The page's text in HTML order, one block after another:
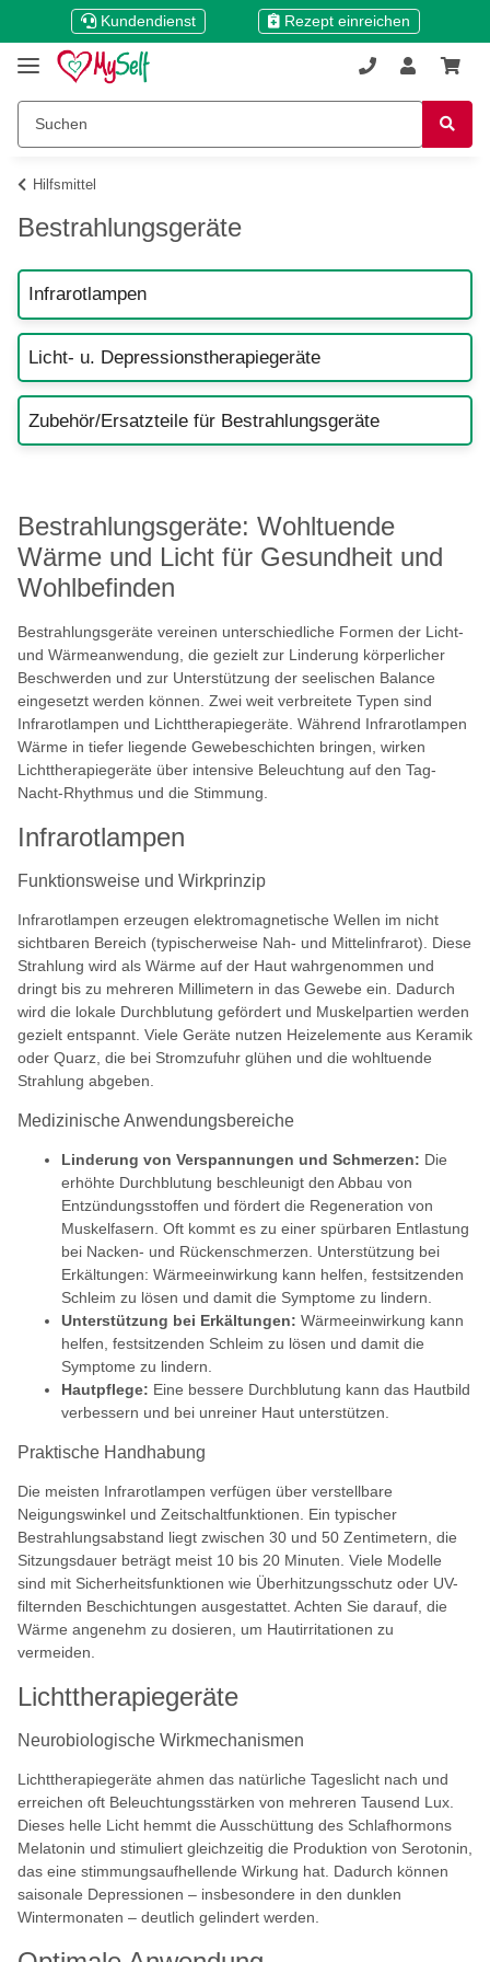
Kundendienst Rezept einreichen
Hilfsmittel
Bestrahlungsgeräte
Infrarotlampen
Licht- u. Depressionstherapiegeräte
Zubehör/Ersatzteile für Bestrahlungsgeräte
Bestrahlungsgeräte: Wohltuende
Wärme und Licht für Gesundheit und
Wohlbefinden
Bestrahlungsgeräte vereinen unterschiedliche Formen der Licht-
und Wärmeanwendung, die gezielt zur Linderung körperlicher
Beschwerden und zur Unterstützung der seelischen Balance
eingesetzt werden können. Zwei weit verbreitete Typen sind
Infrarotlampen und Lichttherapiegeräte. Während Infrarotlampen
Wärme in tiefer liegende Gewebeschichten bringen, wirken
Lichttherapiegeräte über intensive Beleuchtung auf den Tag-
Nacht-Rhythmus und die Stimmung.
Infrarotlampen
Funktionsweise und Wirkprinzip
Infrarotlampen erzeugen elektromagnetische Wellen im nicht
sichtbaren Bereich (typischerweise Nah- und Mittelinfrarot). Diese
Strahlung wird als Wärme auf der Haut wahrgenommen und
dringt bis zu mehreren Millimetern in das Gewebe ein. Dadurch
wird die lokale Durchblutung gefördert und Muskelpartien werden
gezielt entspannt. Viele Geräte nutzen Heizelemente aus Keramik
oder Quarz, die bei Stromzufuhr glühen und die wohltuende
Strahlung abgeben.
Medizinische Anwendungsbereiche
Linderung von Verspannungen und Schmerzen: Die
erhöhte Durchblutung beschleunigt den Abbau von
Entzündungsstoffen und fördert die Regeneration von
Muskelfasern. Oft kommt es zu einer spürbaren Entlastung
bei Nacken- und Rückenschmerzen. Unterstützung bei
Erkältungen: Wärmeeinwirkung kann helfen, festsitzenden
Schleim zu lösen und damit die Symptome zu lindern.
Unterstützung bei Erkältungen: Wärmeeinwirkung kann
helfen, festsitzenden Schleim zu lösen und damit die
Symptome zu lindern.
Hautpflege: Eine bessere Durchblutung kann das Hautbild
verbessern und bei unreiner Haut unterstützen.
Praktische Handhabung
Die meisten Infrarotlampen verfügen über verstellbare
Neigungswinkel und Zeitschaltfunktionen. Ein typischer
Bestrahlungsabstand liegt zwischen 30 und 50 Zentimetern, die
Sitzungsdauer beträgt meist 10 bis 20 Minuten. Viele Modelle
sind mit Sicherheitsfunktionen wie Überhitzungsschutz oder UV-
filternden Beschichtungen ausgestattet. Achten Sie darauf, die
Wärme angenehm zu dosieren, um Hautirritationen zu
vermeiden.
Lichttherapiegeräte
Neurobiologische Wirkmechanismen
Lichttherapiegeräte ahmen das natürliche Tageslicht nach und
erreichen oft Beleuchtungsstärken von mehreren Tausend Lux.
Dieses helle Licht hemmt die Ausschüttung des Schlafhormons
Melatonin und stimuliert gleichzeitig die Produktion von Serotonin,
das eine stimmungsaufhellende Wirkung hat. Dadurch können
saisonale Depressionen – insbesondere in den dunklen
Wintermonaten – deutlich gelindert werden.